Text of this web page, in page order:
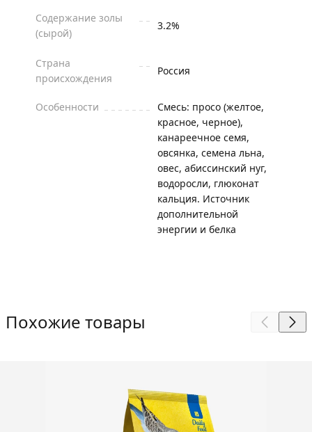
Содержание золы
(сырой)
3.2%
Страна
происхождения
Россия
Особенности
Смесь: просо (желтое,
красное, черное),
канареечное семя,
овсянка, семена льна,
овес, абиссинский нуг,
водоросли, глюконат
кальция. Источник
дополнительной
энергии и белка
Похожие товары